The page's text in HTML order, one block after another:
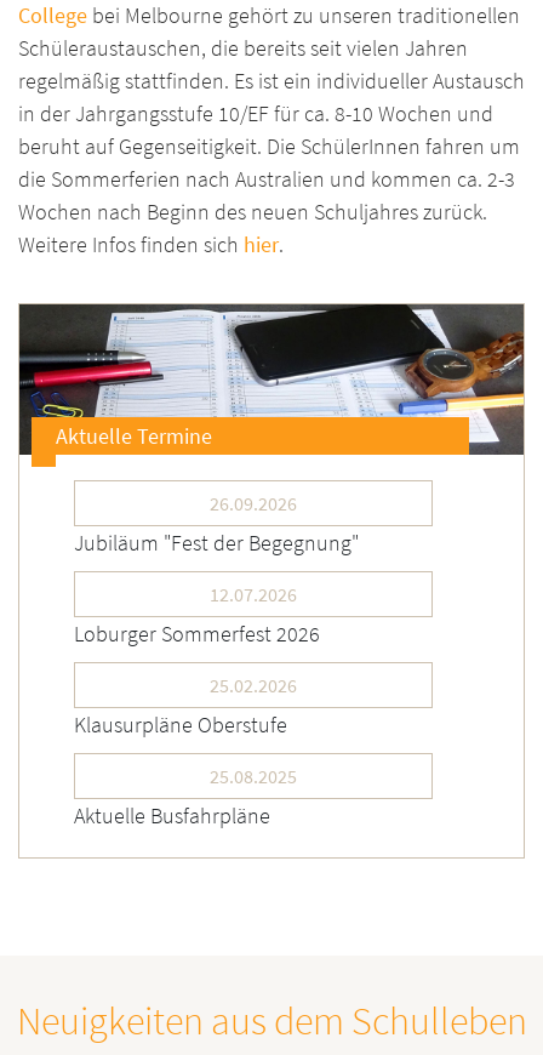
College bei Melbourne gehört zu unseren traditionellen
Schüleraustauschen, die bereits seit vielen Jahren
regelmäßig stattfinden. Es ist ein individueller Austausch
in der Jahrgangsstufe 10/EF für ca. 8-10 Wochen und
beruht auf Gegenseitigkeit. Die SchülerInnen fahren um
die Sommerferien nach Australien und kommen ca. 2-3
Wochen nach Beginn des neuen Schuljahres zurück.
Weitere Infos finden sich hier.
Aktuelle Termine
26.09.2026
Jubiläum "Fest der Begegnung"
12.07.2026
Loburger Sommerfest 2026
25.02.2026
Klausurpläne Oberstufe
25.08.2025
Aktuelle Busfahrpläne
Neuigkeiten aus dem Schulleben